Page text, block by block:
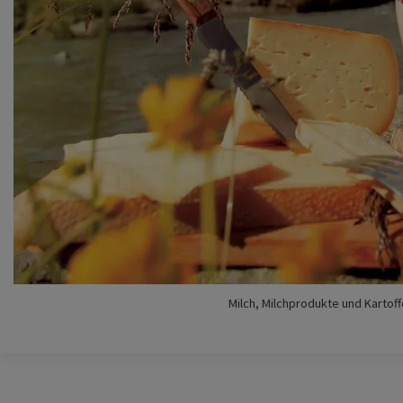
Milch, Milchprodukte und